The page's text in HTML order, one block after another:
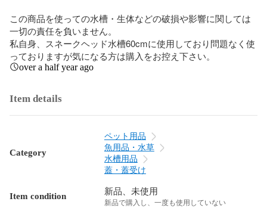
この商品を使っての水槽・生体などの破損や影響に関しては
一切の責任を負いません。
私自身、スネークヘッド水槽60cmに使用しており問題なく使
っておりますが気になる方は購入をお控え下さい。
over a half year ago
Item details
Category
ペット用品
魚用品・水草
水槽用品
蓋・蓋受け
Item condition 新品、未使用
新品で購入し、一度も使用していない